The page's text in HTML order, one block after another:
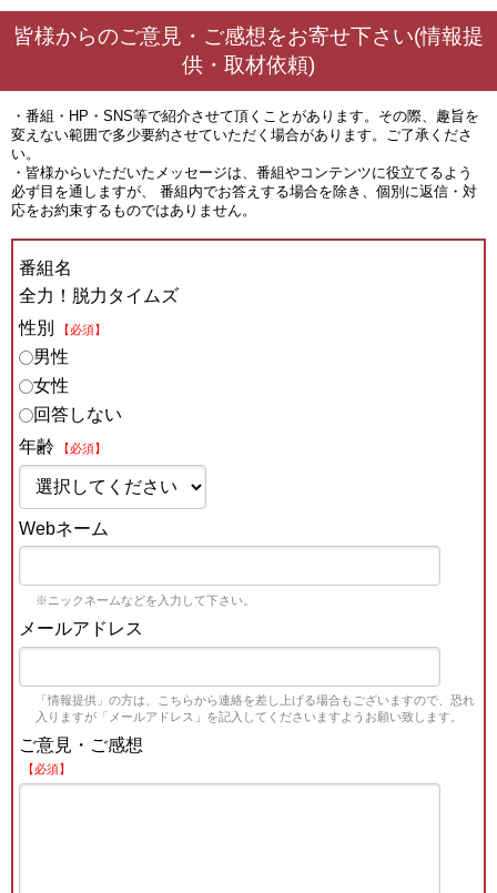
皆様からのご意見・ご感想をお寄せ下さい(情報提
供・取材依頼)
・番組・HP・SNS等で紹介させて頂くことがあります。その際、趣旨を
変えない範囲で多少要約させていただく場合があります。ご了承くださ
い。
・皆様からいただいたメッセージは、番組やコンテンツに役立てるよう
必ず目を通しますが、 番組内でお答えする場合を除き、個別に返信・対
応をお約束するものではありません。
番組名
全力！脱力タイムズ
性別
【必須】
男性
女性
回答しない
年齢
【必須】
Webネーム
※ニックネームなどを入力して下さい。
メールアドレス
「情報提供」の方は、こちらから連絡を差し上げる場合もございますので、恐れ
入りますが「メールアドレス」を記入してくださいますようお願い致します。
ご意見・ご感想
【必須】